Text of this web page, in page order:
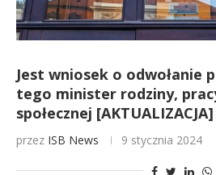
Jest wniosek o odwołanie
tego minister rodziny,
społecznej [AKTUALIZACJA]
przez ISB News 9 stycznia 2024